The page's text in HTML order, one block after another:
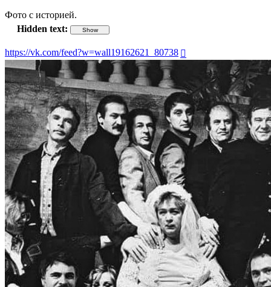
Фото с историей.
Hidden text:
https://vk.com/feed?w=wall19162621_80738